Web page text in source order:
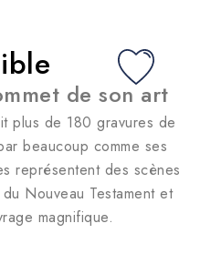
de son art
plus de 180 gravures de
beaucoup comme ses
représentent des scènes
Nouveau Testament et
magnifique.